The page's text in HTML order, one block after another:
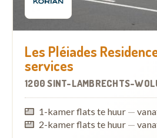
Les Pléiades
services
1200 SINT-LAMBRECHTS-
1-kamer flats te huur —
2-kamer flats te huur —